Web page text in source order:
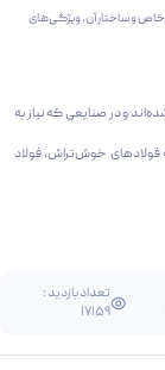
و ساختار آن، ویژگی‌های
و در صنایعی که نیاز به
فولادهای خوش‌تراش، فولاد
تعداد بازدید :
17159